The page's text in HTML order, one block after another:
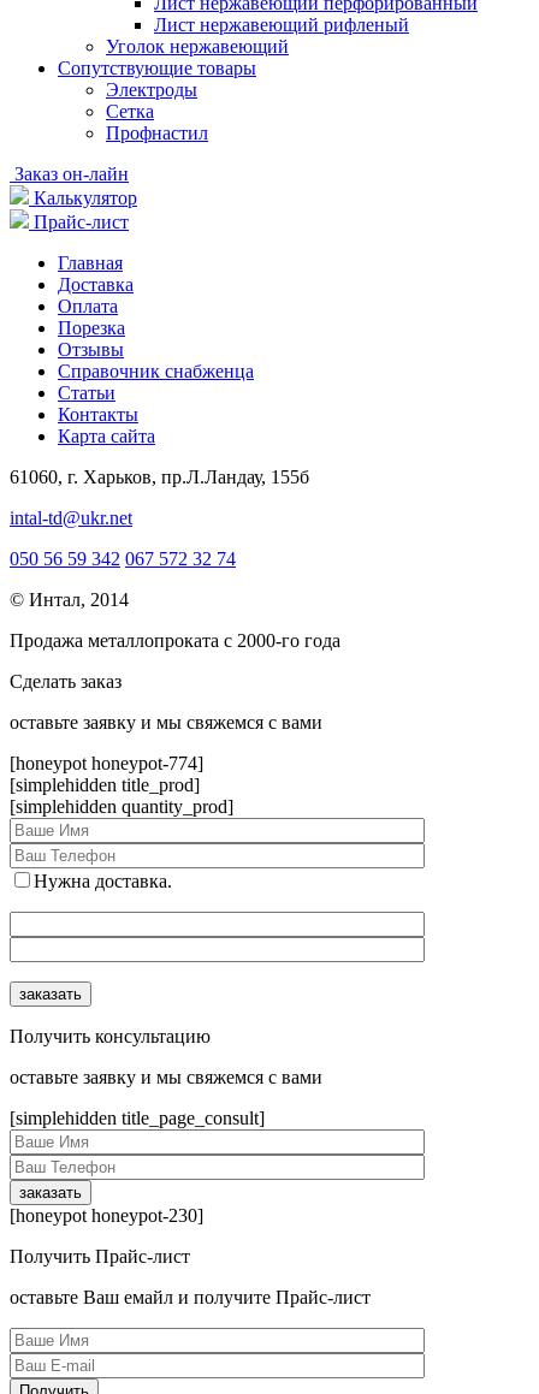
Лист нержавеющий рифленый
Уголок нержавеющий
Cопутствующие товары
Электроды
Сетка
Профнастил
Заказ он-лайн
Калькулятор
Прайс-лист
Главная
Доставка
Оплата
Порезка
Отзывы
Справочник снабженца
Статьи
Контакты
Карта сайта
61060, г. Харьков, пр.Л.Ландау, 155б
intal-td@ukr.net
050 56 59 342 067 572 32 74
© Интал, 2014
Продажа металлопроката с 2000-го года
Сделать заказ
оcтавьте заявку и мы свяжемся с вами
[honeypot honeypot-774]
[simplehidden title_prod]
[simplehidden quantity_prod]
Нужна доставка.
Получить консультацию
оcтавьте заявку и мы свяжемся с вами
[simplehidden title_page_consult]
[honeypot honeypot-230]
Получить Прайс-лист
оcтавьте Ваш емайл и получите Прайс-лист